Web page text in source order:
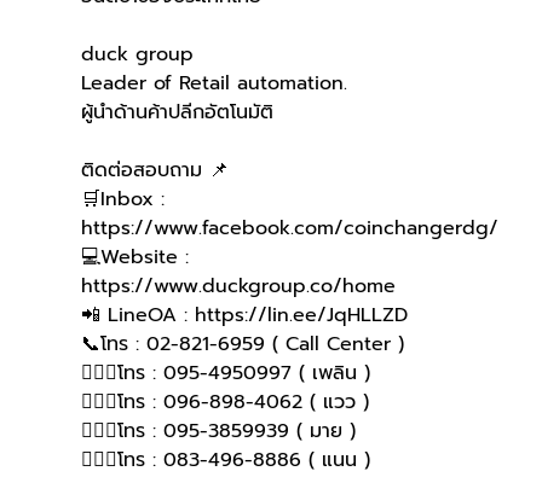
duck group
Leader of Retail automation.
ผู้นำด้านค้าปลีกอัตโนมัติ
ติดต่อสอบถาม 📌
🛒Inbox :
https://www.facebook.com/coinchangerdg/
💻Website :
https://www.duckgroup.co/home
📲 LineOA : https://lin.ee/JqHLLZD
📞โทร : 02-821-6959 ( Call Center )
🙋🏻‍♀โทร : 095-4950997 ( เพลิน )
🙋🏻‍♀โทร : 096-898-4062 ( แวว )
🙋🏻‍♀️โทร : 095-3859939 ( มาย )
🙋🏻‍♀️โทร : 083-496-8886 ( แนน )